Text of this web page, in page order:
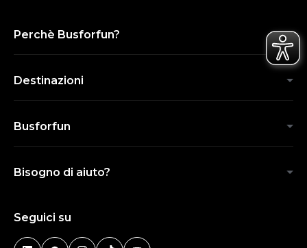
Perchè Busforfun?
Destinazioni
Busforfun
Bisogno di aiuto?
Seguici su